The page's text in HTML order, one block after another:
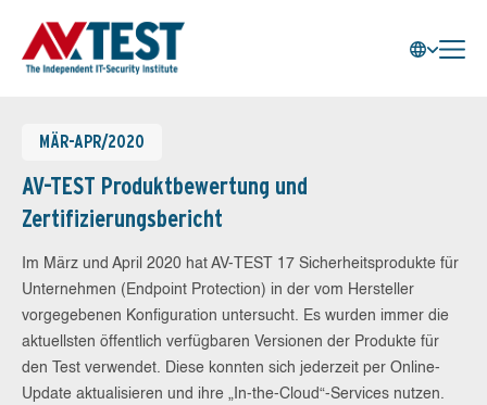
MÄR-APR/2020
AV-TEST Produktbewertung und
Zertifizierungsbericht
Im März und April 2020 hat AV-TEST 17 Sicherheitsprodukte für
Unternehmen (Endpoint Protection) in der vom Hersteller
vorgegebenen Konfiguration untersucht. Es wurden immer die
aktuellsten öffentlich verfügbaren Versionen der Produkte für
den Test verwendet. Diese konnten sich jederzeit per Online-
Update aktualisieren und ihre „In-the-Cloud“-Services nutzen.